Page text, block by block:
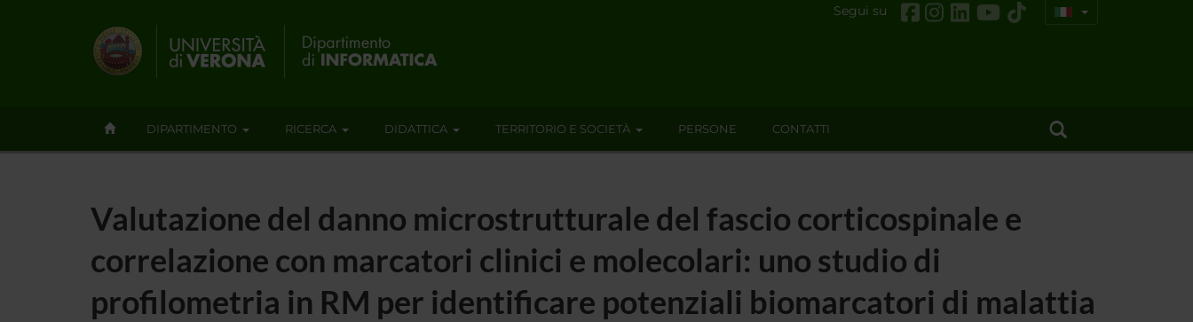
Segui su
DIPARTIMENTO RICERCA DIDATTICA TERRITORIO E SOCIETÀ PERSONE CONTATTI
Valutazione del danno microstrutturale del fascio corticospinale e
correlazione con marcatori clinici e molecolari: uno studio di
profilometria in RM per identificare potenziali biomarcatori di malattia